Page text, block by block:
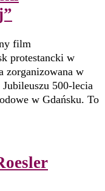
film
protestancki w
zorganizowana w
500-lecia
w Gdańsku. To